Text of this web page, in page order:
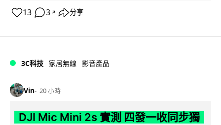
13 3 ↗ 分享
3C科技 家居無線 影音產品
Vin 20 小時
DJI Mic Mini 2s 實測 四發一收同步獨